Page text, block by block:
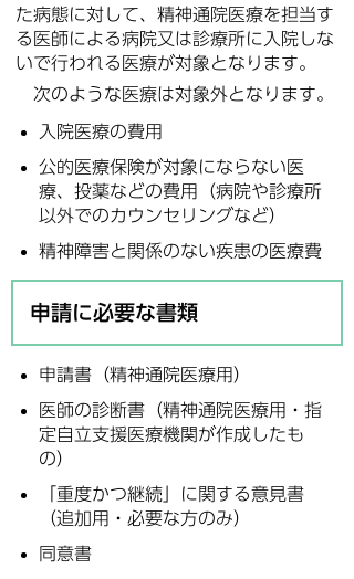
た病態に対して、精神通院医療を担当す
る医師による病院又は診療所に入院しな
いで行われる医療が対象となります。
次のような医療は対象外となります。
入院医療の費用
公的医療保険が対象にならない医
療、投薬などの費用（病院や診療所
以外でのカウンセリングなど）
精神障害と関係のない疾患の医療費
申請に必要な書類
申請書（精神通院医療用）
医師の診断書（精神通院医療用・指
定自立支援医療機関が作成したも
の）
「重度かつ継続」に関する意見書
（追加用・必要な方のみ）
同意書